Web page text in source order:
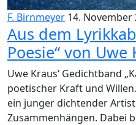
F. Birnmeyer 14. November
Aus dem
Poesie“ von Uwe
Uwe Kraus‘ Gedichtband
poetischer Kraft und
ein junger dichtender
Zusammenhängen. Dabei